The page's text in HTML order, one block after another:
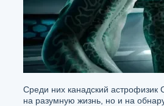
Среди них канадский астрофизик
на разумную жизнь, но и на